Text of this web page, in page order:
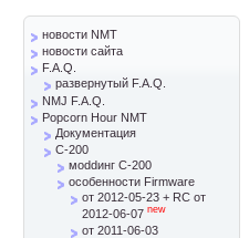
новости NMT
новости сайта
F.A.Q.
развернутый F.A.Q.
NMJ F.A.Q.
Popcorn Hour NMT
Документация
C-200
моddинг C-200
особенности Firmware
от 2012-05-23 + RC от
2012-06-07 new
от 2011-06-03